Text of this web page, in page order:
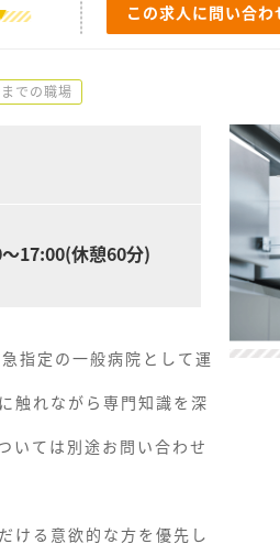
この求人に問い合わ
での職場
17:00(休憩60分)
指定の一般病院として運
触れながら専門知識を深
いては別途お問い合わせ
ける意欲的な方を優先し